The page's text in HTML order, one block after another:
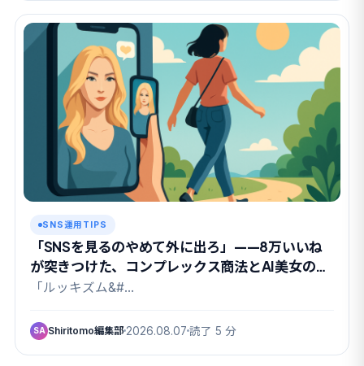
SNS運用TIPS
「SNSを見るのやめて外に出ろ」——8万いいね
が突きつけた、コンプレックス商法とAI美女の関
係
「ルッキズム&#…
SA Shiritomo編集部 2026.08.07 読了 5 分